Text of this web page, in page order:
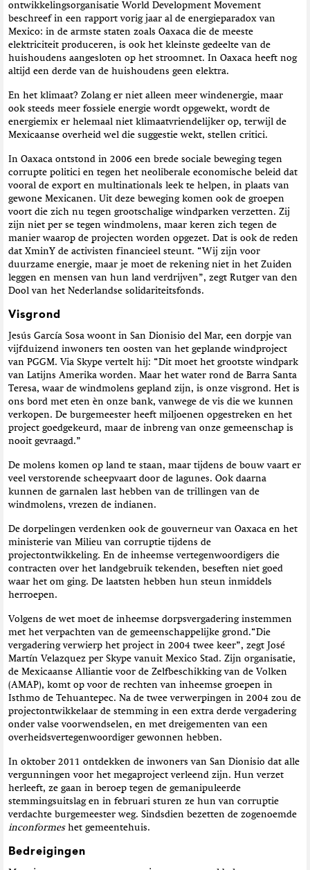
ontwikkelingsorganisatie World Development Movement
beschreef in een rapport vorig jaar al de energieparadox van
Mexico: in de armste staten zoals Oaxaca die de meeste
elektriciteit produceren, is ook het kleinste gedeelte van de
huishoudens aangesloten op het stroomnet. In Oaxaca heeft nog
altijd een derde van de huishoudens geen elektra.
En het klimaat? Zolang er niet alleen meer windenergie, maar
ook steeds meer fossiele energie wordt opgewekt, wordt de
energiemix er helemaal niet klimaatvriendelijker op, terwijl de
Mexicaanse overheid wel die suggestie wekt, stellen critici.
In Oaxaca ontstond in 2006 een brede sociale beweging tegen
corrupte politici en tegen het neoliberale economische beleid dat
vooral de export en multinationals leek te helpen, in plaats van
gewone Mexicanen. Uit deze beweging komen ook de groepen
voort die zich nu tegen grootschalige windparken verzetten. Zij
zijn niet per se tegen windmolens, maar keren zich tegen de
manier waarop de projecten worden opgezet. Dat is ook de reden
dat XminY de activisten financieel steunt. “Wij zijn voor
duurzame energie, maar je moet de rekening niet in het Zuiden
leggen en mensen van hun land verdrijven”, zegt Rutger van den
Dool van het Nederlandse solidariteitsfonds.
Visgrond
Jesús García Sosa woont in San Dionisio del Mar, een dorpje van
vijfduizend inwoners ten oosten van het geplande windproject
van PGGM. Via Skype vertelt hij: “Dit moet het grootste windpark
van Latijns Amerika worden. Maar het water rond de Barra Santa
Teresa, waar de windmolens gepland zijn, is onze visgrond. Het is
ons bord met eten èn onze bank, vanwege de vis die we kunnen
verkopen. De burgemeester heeft miljoenen opgestreken en het
project goedgekeurd, maar de inbreng van onze gemeenschap is
nooit gevraagd.”
De molens komen op land te staan, maar tijdens de bouw vaart er
veel verstorende scheepvaart door de lagunes. Ook daarna
kunnen de garnalen last hebben van de trillingen van de
windmolens, vrezen de indianen.
De dorpelingen verdenken ook de gouverneur van Oaxaca en het
ministerie van Milieu van corruptie tijdens de
projectontwikkeling. En de inheemse vertegenwoordigers die
contracten over het landgebruik tekenden, beseften niet goed
waar het om ging. De laatsten hebben hun steun inmiddels
herroepen.
Volgens de wet moet de inheemse dorpsvergadering instemmen
met het verpachten van de gemeenschappelijke grond.“Die
vergadering verwierp het project in 2004 twee keer”, zegt José
Martín Velazquez per Skype vanuit Mexico Stad. Zijn organisatie,
de Mexicaanse Alliantie voor de Zelfbeschikking van de Volken
(AMAP), komt op voor de rechten van inheemse groepen in
Isthmo de Tehuantepec. Na de twee verwerpingen in 2004 zou de
projectontwikkelaar de stemming in een extra derde vergadering
onder valse voorwendselen, en met dreigementen van een
overheidsvertegenwoordiger gewonnen hebben.
In oktober 2011 ontdekken de inwoners van San Dionisio dat alle
vergunningen voor het megaproject verleend zijn. Hun verzet
herleeft, ze gaan in beroep tegen de gemanipuleerde
stemmingsuitslag en in februari sturen ze hun van corruptie
verdachte burgemeester weg. Sindsdien bezetten de zogenoemde
inconformeshet gemeentehuis.
Bedreigingen